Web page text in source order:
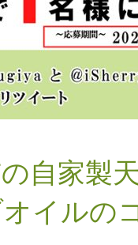
自家製
イルの